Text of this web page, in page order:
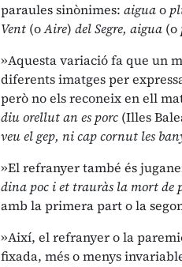
paraules sinònimes: aiguao
Vent (oAire) del Segre, aigua (o
»Aquesta variació fa que un
diferents imatges per
però no els reconeix en ell
diu orellut an es porc (Illes
veu el gep, ni cap cornut les
»El refranyer també és
dina poc i et trauràs la mort de
amb la primera part o la
»Així, el refranyer o la
fixada, més o menys